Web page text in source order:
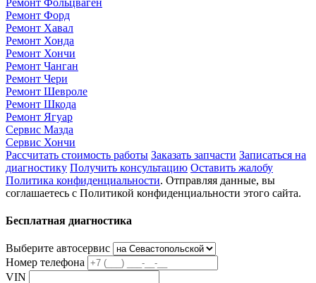
Ремонт Фольцваген
Ремонт Форд
Ремонт Хавал
Ремонт Хонда
Ремонт Хончи
Ремонт Чанган
Ремонт Чери
Ремонт Шевроле
Ремонт Шкода
Ремонт Ягуар
Сервис Мазда
Сервис Хончи
Рассчитать стоимость работы Заказать запчасти Записаться на
диагностику Получить консультацию Оставить жалобу
Политика конфиденциальности. Отправляя данные, вы
соглашаетесь с Политикой конфиденциальности этого сайта.
Бесплатная диагностика
Выберите автосервис
Номер телефона
VIN